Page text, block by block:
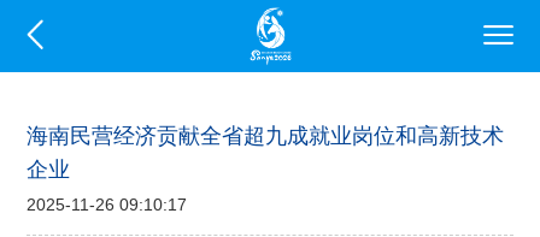
海南民营经济贡献全省超九成就业岗位和高新技术
企业
2025-11-26 09:10:17